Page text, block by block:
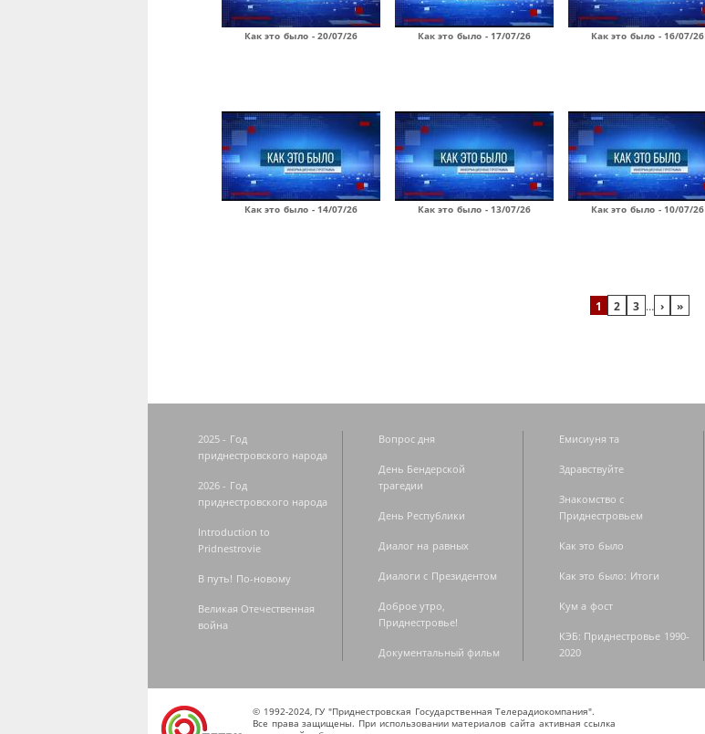
Как это было - 20/07/26 Как это было - 17/07/26 Как это было - 16/07/26
Как это было - 14/07/26 Как это было - 13/07/26 Как это было - 10/07/26
1 2 3 … › »
2025 - Год
приднестровского народа
2026 - Год
приднестровского народа
Introduction to
Pridnestrovie
В путь! По-новому
Великая Отечественная
война
Вопрос дня
День Бендерской
трагедии
День Республики
Диалог на равных
Диалоги с Президентом
Доброе утро,
Приднестровье!
Документальный фильм
Емисиуня та
Здравствуйте
Знакомство с
Приднестровьем
Как это было
Как это было: Итоги
Кум а фост
КЭБ: Приднестровье 1990-
2020
© 1992-2024, ГУ "Приднестровская Государственная Телерадиокомпания".
Все права защищены. При использовании материалов сайта активная ссылка